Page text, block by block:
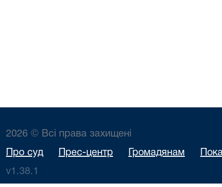
2026 © Всі права захищені
Про суд Прес-центр Громадянам
v1.38.1